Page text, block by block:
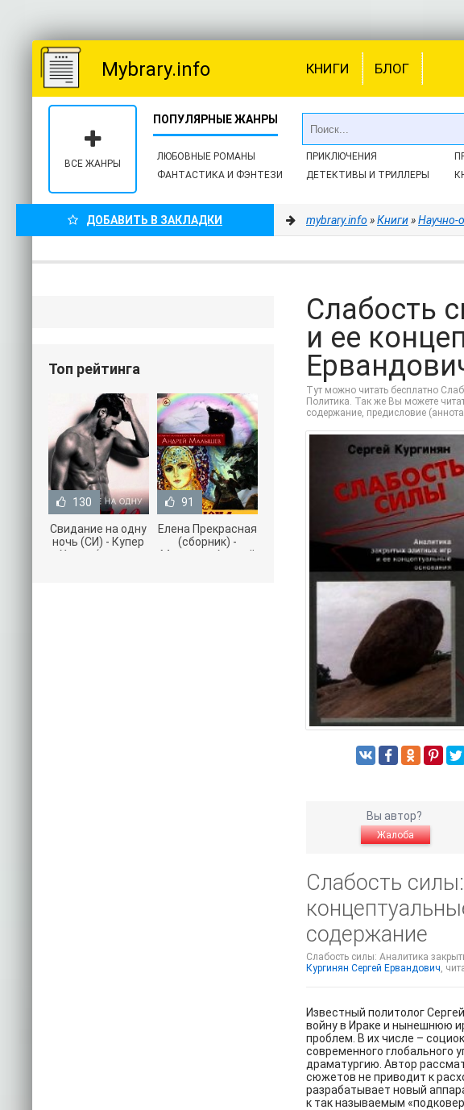
Mybrary.info КНИГИ БЛОГ
ЛЮБОВНЫЕ РОМАНЫ
ФАНТАСТИКА И ФЭНТЕЗИ
ПРИКЛЮЧЕНИЯ
ДЕТЕКТИВЫ И ТРИЛЛЕРЫ
ВСЕ ЖАНРЫ
ДОБАВИТЬ В ЗАКЛАДКИ mybrary.info »Книги»Научно-
Слабость
и ее
Тут можно читать бесплатно
Политика. Так же Вы можете
содержание, предисловие
Вы автор?
Жалоба
Слабость
содержание
Слабость силы: Аналитика
Кургинян Сергей Ервандович ,
Известный политолог
войну в Ираке и нынешнюю
проблем. В их числе –
современного глобального
драматургию. Автор
сюжетов не приводит к
разрабатывает новый
к так называемым
Топ рейтинга
130
Свидание на одну
ночь (СИ) - Купер
Хелен (читать
91
Елена Прекрасная
(сборник) -
Малышев Андрей